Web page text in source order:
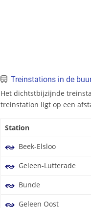
Treinstations in de
Het dichtstbijzijnde
treinstation ligt op een
Station
Beek-Elsloo
Geleen-Lutterade
Bunde
Geleen Oost